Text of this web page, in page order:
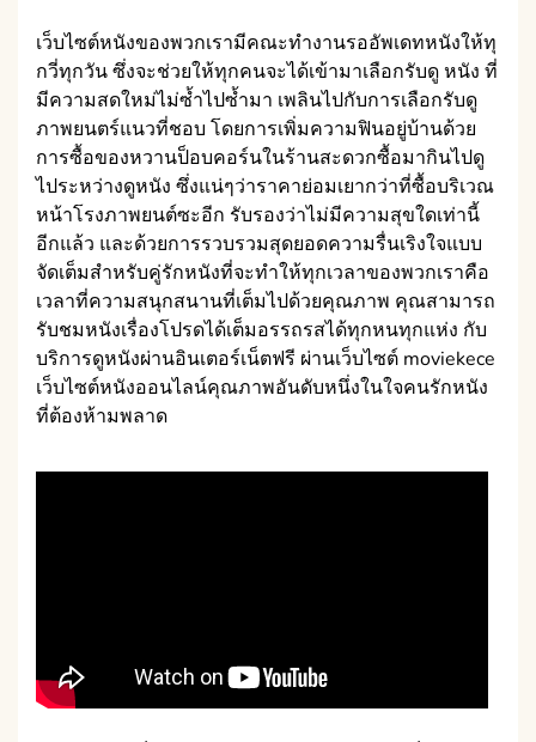
เว็บไซต์หนังของพวกเรามีคณะทำงานรออัพเดทหนังให้ทุ
กวี่ทุกวัน ซึ่งจะช่วยให้ทุกคนจะได้เข้ามาเลือกรับดู หนัง ที่
มีความสดใหม่ไม่ซ้ำไปซ้ำมา เพลินไปกับการเลือกรับดู
ภาพยนตร์แนวที่ชอบ โดยการเพิ่มความฟินอยู่บ้านด้วย
การซื้อของหวานป็อบคอร์นในร้านสะดวกซื้อมากินไปดู
ไประหว่างดูหนัง ซึ่งแน่ๆว่าราคาย่อมเยากว่าที่ซื้อบริเวณ
หน้าโรงภาพยนต์ซะอีก รับรองว่าไม่มีความสุขใดเท่านี้
อีกแล้ว และด้วยการรวบรวมสุดยอดความรื่นเริงใจแบบ
จัดเต็มสำหรับคู่รักหนังที่จะทำให้ทุกเวลาของพวกเราคือ
เวลาที่ความสนุกสนานที่เต็มไปด้วยคุณภาพ คุณสามารถ
รับชมหนังเรื่องโปรดได้เต็มอรรถรสได้ทุกหนทุกแห่ง กับ
บริการดูหนังผ่านอินเตอร์เน็ตฟรี ผ่านเว็บไซต์ moviekece
เว็บไซต์หนังออนไลน์คุณภาพอันดับหนึ่งในใจคนรักหนัง
ที่ต้องห้ามพลาด